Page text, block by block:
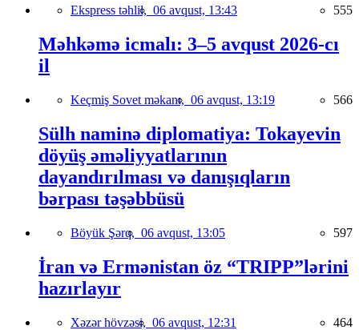
Ekspress təhlil, 06 avqust, 13:43 555
Məhkəmə icmalı: 3–5 avqust 2026-cı
il
Keçmiş Sovet məkanı, 06 avqust, 13:19 566
Sülh naminə diplomatiya: Tokayevin
döyüş əməliyyatlarının
dayandırılması və danışıqların
bərpası təşəbbüsü
Böyük Şərq, 06 avqust, 13:05 597
İran və Ermənistan öz “TRIPP”lərini
hazırlayır
Xəzər hövzəsi, 06 avqust, 12:31 464